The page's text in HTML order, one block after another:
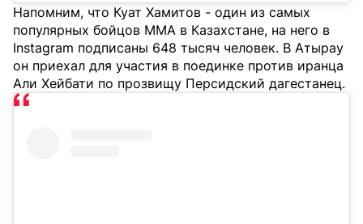
Напомним, что Куат Хамитов - один из самых
популярных бойцов MMA в Казахстане, на него в
Instagram подписаны 648 тысяч человек. В Атырау
он приехал для участия в поединке против иранца
Али Хейбати по прозвищу Персидский дагестанец.